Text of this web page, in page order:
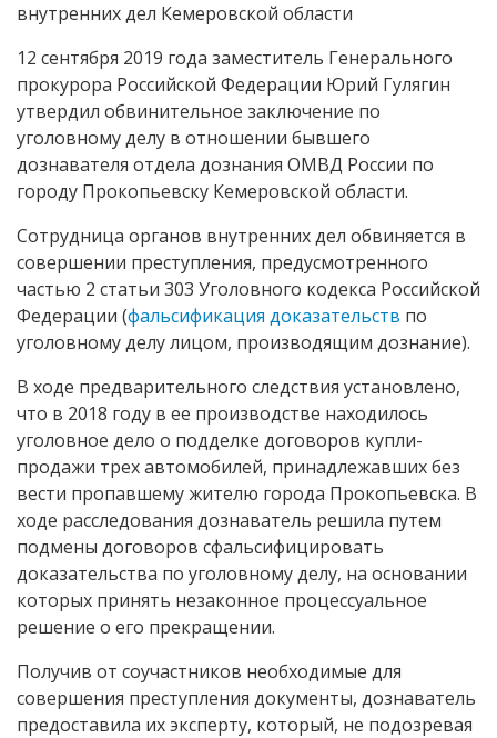
внутренних дел Кемеровской области
12 сентября 2019 года заместитель Генерального
прокурора Российской Федерации Юрий Гулягин
утвердил обвинительное заключение по
уголовному делу в отношении бывшего
дознавателя отдела дознания ОМВД России по
городу Прокопьевску Кемеровской области.
Сотрудница органов внутренних дел обвиняется в
совершении преступления, предусмотренного
частью 2 статьи 303 Уголовного кодекса Российской
Федерации (фальсификация доказательств по
уголовному делу лицом, производящим дознание).
В ходе предварительного следствия установлено,
что в 2018 году в ее производстве находилось
уголовное дело о подделке договоров купли-
продажи трех автомобилей, принадлежавших без
вести пропавшему жителю города Прокопьевска. В
ходе расследования дознаватель решила путем
подмены договоров сфальсифицировать
доказательства по уголовному делу, на основании
которых принять незаконное процессуальное
решение о его прекращении.
Получив от соучастников необходимые для
совершения преступления документы, дознаватель
предоставила их эксперту, который, не подозревая